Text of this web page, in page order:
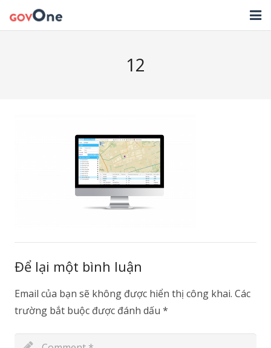
NHẬT KÝ CẬP NHẬT PHẦN MỀM
12
Để lại một bình luận
Email của bạn sẽ không được hiển thị công khai. Các
trường bắt buộc được đánh dấu *